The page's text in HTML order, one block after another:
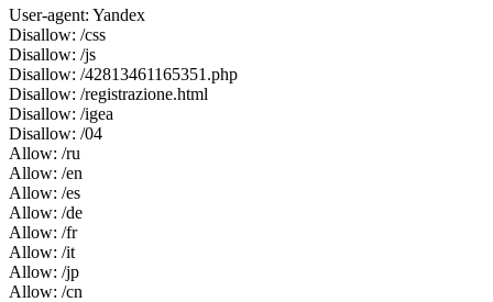
User-agent: Yandex
Disallow: /css
Disallow: /js
Disallow: /42813461165351.php
Disallow: /registrazione.html
Disallow: /igea
Disallow: /04
Allow: /ru
Allow: /en
Allow: /es
Allow: /de
Allow: /fr
Allow: /it
Allow: /jp
Allow: /cn